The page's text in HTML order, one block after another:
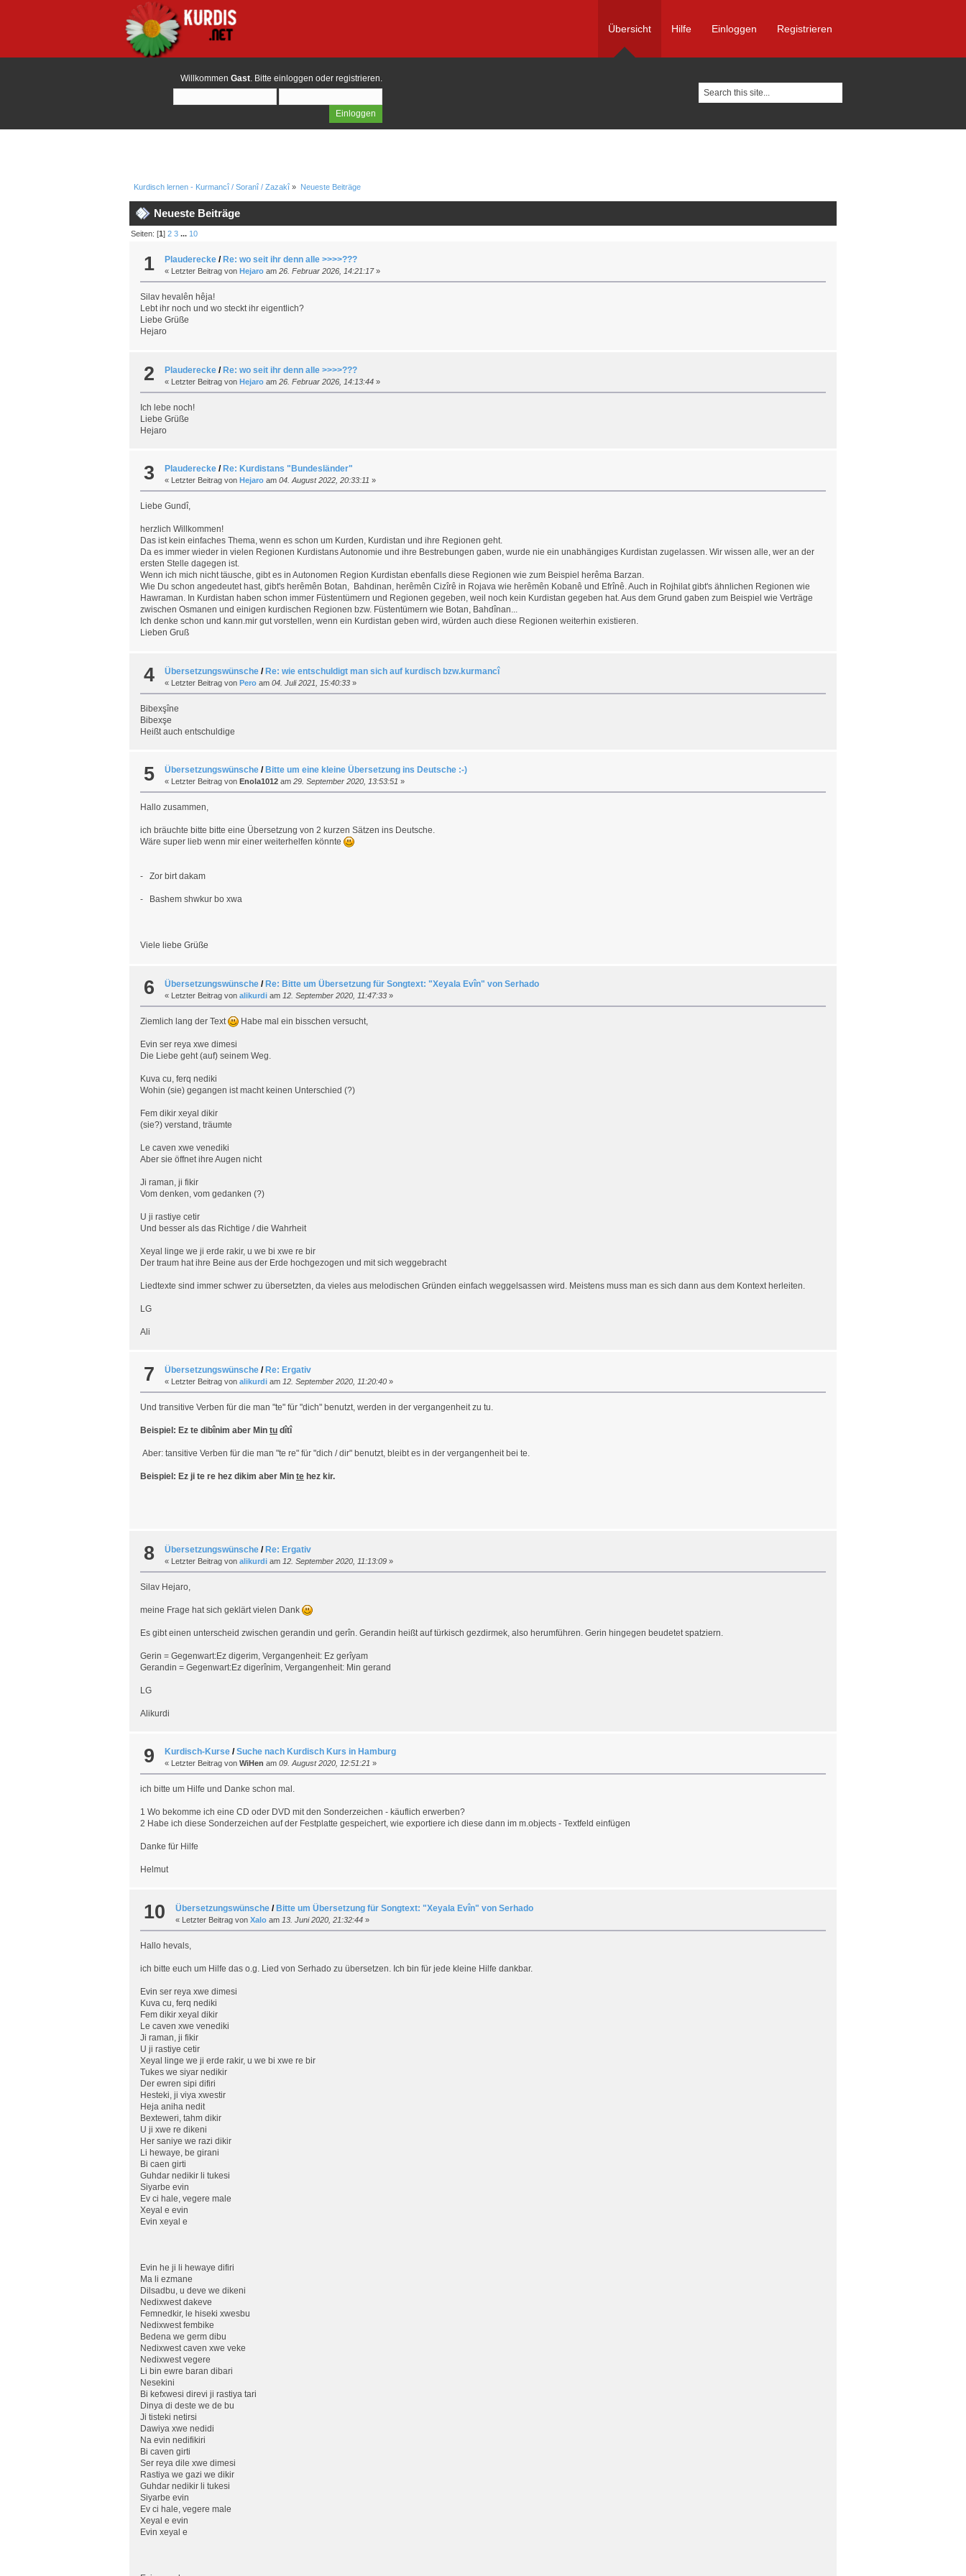
Übersicht Hilfe Einloggen Registrieren
Willkommen Gast. Bitte einloggen oder registrieren.
Kurdisch lernen - Kurmancî / Soranî / Zazakî » Neueste Beiträge
Neueste Beiträge
Seiten: [1]2 3 ... 10
1 Plauderecke / Re: wo seit ihr denn alle >>>>???
« Letzter Beitrag von Hejaro am 26. Februar 2026, 14:21:17»
Silav hevalên hêja!
Lebt ihr noch und wo steckt ihr eigentlich?
Liebe Grüße
Hejaro
2 Plauderecke /Re: wo seit ihr denn alle >>>>???
« Letzter Beitrag vonHejaro am 26. Februar 2026, 14:13:44 »
Ich lebe noch!
Liebe Grüße
Hejaro
3 Plauderecke / Re: Kurdistans "Bundesländer"
« Letzter Beitrag von Hejaro am 04. August 2022, 20:33:11 »
Liebe Gundî,
herzlich Willkommen!
Das ist kein einfaches Thema, wenn es schon um Kurden, Kurdistan und ihre Regionen geht.
Da es immer wieder in vielen Regionen Kurdistans Autonomie und ihre Bestrebungen gaben, wurde nie ein unabhängiges Kurdistan zugelassen. Wir wissen alle, wer an der
ersten Stelle dagegen ist.
Wenn ich mich nicht täusche, gibt es in Autonomen Region Kurdistan ebenfalls diese Regionen wie zum Beispiel herêma Barzan.
Wie Du schon angedeutet hast, gibt's herêmên Botan, Bahdinan, herêmên Cizîrê in Rojava wie herêmên Kobanê und Efrînê. Auch in Rojhilat gibt's ähnlichen Regionen wie
Hawraman. In Kurdistan haben schon immer Füstentümern und Regionen gegeben, weil noch kein Kurdistan gegeben hat. Aus dem Grund gaben zum Beispiel wie Verträge
zwischen Osmanen und einigen kurdischen Regionen bzw. Füstentümern wie Botan, Bahdînan...
Ich denke schon und kann.mir gut vorstellen, wenn ein Kurdistan geben wird, würden auch diese Regionen weiterhin existieren.
Lieben Gruß
4 Übersetzungswünsche /Re: wie entschuldigt man sich auf kurdisch bzw.kurmancî
« Letzter Beitrag vonPero am 04. Juli 2021, 15:40:33 »
Bibexşîne
Bibexşe
Heißt auch entschuldige
5 Übersetzungswünsche / Bitte um eine kleine Übersetzung ins Deutsche :-)
« Letzter Beitrag von Enola1012am 29. September 2020, 13:53:51 »
Hallo zusammen,
ich bräuchte bitte bitte eine Übersetzung von 2 kurzen Sätzen ins Deutsche.
Wäre super lieb wenn mir einer weiterhelfen könnte
- Zor birt dakam
- Bashem shwkur bo xwa
Viele liebe Grüße
6 Übersetzungswünsche /Re: Bitte um Übersetzung für Songtext: "Xeyala Evîn" von Serhado
« Letzter Beitrag vonalikurdi am 12. September 2020, 11:47:33 »
Ziemlich lang der Text Habe mal ein bisschen versucht,
Evin ser reya xwe dimesi
Die Liebe geht (auf) seinem Weg.
Kuva cu, ferq nediki
Wohin (sie) gegangen ist macht keinen Unterschied (?)
Fem dikir xeyal dikir
(sie?) verstand, träumte
Le caven xwe venediki
Aber sie öffnet ihre Augen nicht
Ji raman, ji fikir
Vom denken, vom gedanken (?)
U ji rastiye cetir
Und besser als das Richtige / die Wahrheit
Xeyal linge we ji erde rakir, u we bi xwe re bir
Der traum hat ihre Beine aus der Erde hochgezogen und mit sich weggebracht
Liedtexte sind immer schwer zu übersetzten, da vieles aus melodischen Gründen einfach weggelsassen wird. Meistens muss man es sich dann aus dem Kontext herleiten.
LG
Ali
7 Übersetzungswünsche / Re: Ergativ
« Letzter Beitrag vonalikurdi am 12. September 2020, 11:20:40 »
Und transitive Verben für die man "te" für "dich" benutzt, werden in der vergangenheit zu tu.
Beispiel: Ez te dibînim aber Min tudîtî
Aber: tansitive Verben für die man "te re" für "dich / dir" benutzt, bleibt es in der vergangenheit bei te.
Beispiel: Ez ji te re hez dikim aber Min tehez kir.
8 Übersetzungswünsche /Re: Ergativ
« Letzter Beitrag vonalikurdi am 12. September 2020, 11:13:09 »
Silav Hejaro,
meine Frage hat sich geklärt vielen Dank
Es gibt einen unterscheid zwischen gerandin und gerîn. Gerandin heißt auf türkisch gezdirmek, also herumführen. Gerin hingegen beudetet spatziern.
Gerin = Gegenwart:Ez digerim, Vergangenheit: Ez gerîyam
Gerandin = Gegenwart:Ez digerînim, Vergangenheit: Min gerand
LG
Alikurdi
9 Kurdisch-Kurse /Suche nach Kurdisch Kurs in Hamburg
« Letzter Beitrag vonWiHenam 09. August 2020, 12:51:21 »
ich bitte um Hilfe und Danke schon mal.
1 Wo bekomme ich eine CD oder DVD mit den Sonderzeichen - käuflich erwerben?
2 Habe ich diese Sonderzeichen auf der Festplatte gespeichert, wie exportiere ich diese dann im m.objects - Textfeld einfügen
Danke für Hilfe
Helmut
10 Übersetzungswünsche /Bitte um Übersetzung für Songtext: "Xeyala Evîn" von Serhado
« Letzter Beitrag vonXalo am 13. Juni 2020, 21:32:44 »
Hallo hevals,
ich bitte euch um Hilfe das o.g. Lied von Serhado zu übersetzen. Ich bin für jede kleine Hilfe dankbar.
Evin ser reya xwe dimesi
Kuva cu, ferq nediki
Fem dikir xeyal dikir
Le caven xwe venediki
Ji raman, ji fikir
U ji rastiye cetir
Xeyal linge we ji erde rakir, u we bi xwe re bir
Tukes we siyar nedikir
Der ewren sipi difiri
Hesteki, ji viya xwestir
Heja aniha nedit
Bexteweri, tahm dikir
U ji xwe re dikeni
Her saniye we razi dikir
Li hewaye, be girani
Bi caen girti
Guhdar nedikir li tukesi
Siyarbe evin
Ev ci hale, vegere male
Xeyal e evin
Evin xeyal e
Evin he ji li hewaye difiri
Ma li ezmane
Dilsadbu, u deve we dikeni
Nedixwest dakeve
Femnedkir, le hiseki xwesbu
Nedixwest fembike
Bedena we germ dibu
Nedixwest caven xwe veke
Nedixwest vegere
Li bin ewre baran dibari
Nesekini
Bi kefxwesi direvi ji rastiya tari
Dinya di deste we de bu
Ji tisteki netirsi
Dawiya xwe nedidi
Na evin nedifikiri
Bi caven girti
Ser reya dile xwe dimesi
Rastiya we gazi we dikir
Guhdar nedikir li tukesi
Siyarbe evin
Ev ci hale, vegere male
Xeyal e evin
Evin xeyal e